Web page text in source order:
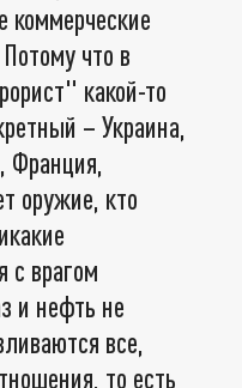
коммерческие
что в
какой-то
– Украина,
Франция,
оружие, кто
с врагом
и нефть не
все,
то есть